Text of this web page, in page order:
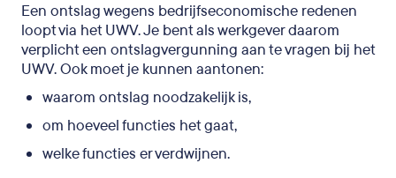
Een ontslag wegens bedrijfseconomische redenen
loopt via het UWV. Je bent als werkgever daarom
verplicht een ontslagvergunning aan te vragen bij het
UWV. Ook moet je kunnen aantonen:
waarom ontslag noodzakelijk is,
om hoeveel functies het gaat,
welke functies er verdwijnen.